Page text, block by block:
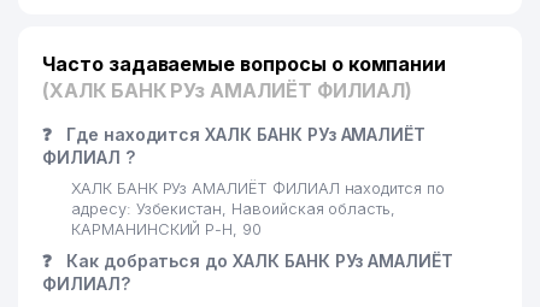
Часто задаваемые вопросы о компании
(ХАЛК БАНК РУз АМАЛИЁТ ФИЛИАЛ)
❓
Где находится ХАЛК БАНК РУз АМАЛИЁТ
ФИЛИАЛ ?
ХАЛК БАНК РУз АМАЛИЁТ ФИЛИАЛ находится по
адресу: Узбекистан, Навоийская область,
КАРМАНИНСКИЙ Р-Н, 90
❓
Как добраться до ХАЛК БАНК РУз АМАЛИЁТ
ФИЛИАЛ?